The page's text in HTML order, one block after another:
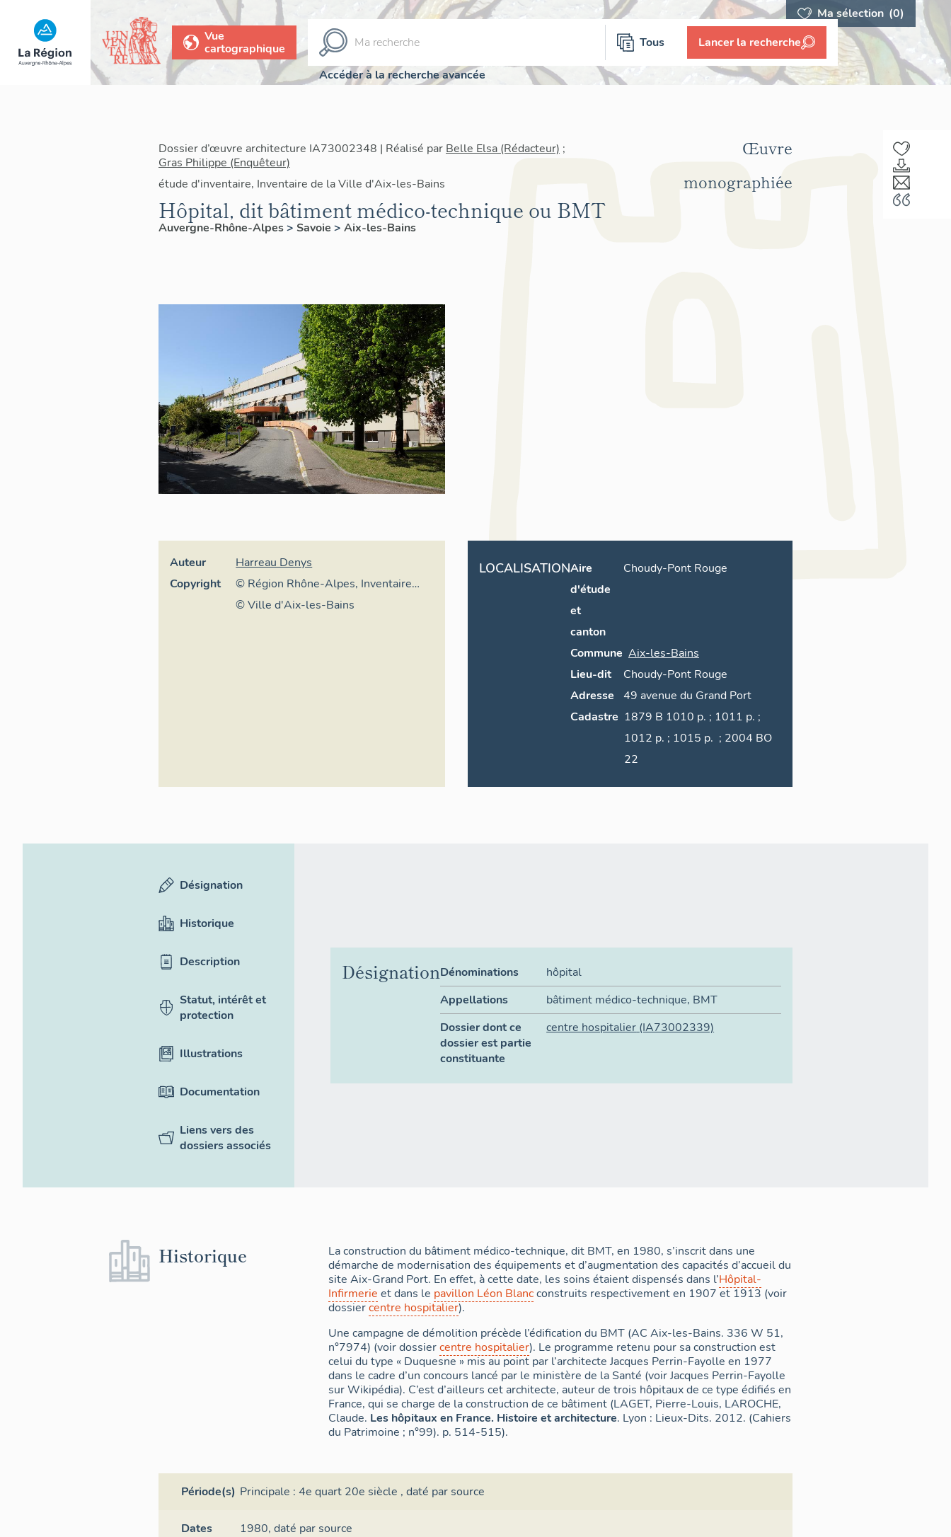
Ma sélection (0)
Vue
cartographique
Tous Lancer la recherche
Accéder à la recherche avancée
Dossier d’œuvre architecture IA73002348 | Réalisé par Belle Elsa (Rédacteur) ;
Gras Philippe (Enquêteur)
étude d'inventaire, Inventaire de la Ville d'Aix-les-Bains
Hôpital, dit bâtiment médico-technique ou BMT
Auvergne-Rhône-Alpes> Savoie > Aix-les-Bains
Œuvre
monographiée
Auteur
Harreau Denys
Copyright
© Région Rhône-Alpes, Inventaire
général du patrimoine culturel
© Ville d'Aix-les-Bains
LOCALISATIONAire
d'étude
et
canton
Choudy-Pont Rouge
Commune Aix-les-Bains
Lieu-dit
Choudy-Pont Rouge
Adresse
49 avenue du Grand Port
Cadastre 1879 B 1010 p. ; 1011 p. ;
1012 p. ; 1015 p. ; 2004 BO
22
Désignation
Historique
Description
Statut, intérêt et
protection
Illustrations
Documentation
Liens vers des
dossiers associés
DésignationDénominations
hôpital
Appellations
bâtiment médico-technique, BMT
Dossier dont ce
dossier est partie
constituante
centre hospitalier (IA73002339)
Historique
La construction du bâtiment médico-technique, dit BMT, en 1980, s’inscrit dans une
démarche de modernisation des équipements et d’augmentation des capacités d’accueil du
site Aix-Grand Port. En effet, à cette date, les soins étaient dispensés dans l’Hôpital-
Infirmerie et dans le pavillon Léon Blancconstruits respectivement en 1907 et 1913 (voir
dossiercentre hospitalier).
Une campagne de démolition précède l’édification du BMT (AC Aix-les-Bains. 336 W 51,
n°7974) (voir dossiercentre hospitalier). Le programme retenu pour sa construction est
celui du type « Duquesne » mis au point par l’architecte Jacques Perrin-Fayolle en 1977
dans le cadre d’un concours lancé par le ministère de la Santé (voir Jacques Perrin-Fayolle
sur Wikipédia). C’est d’ailleurs cet architecte, auteur de trois hôpitaux de ce type édifiés en
France, qui se charge de la construction de ce bâtiment (LAGET, Pierre-Louis, LAROCHE,
Claude. Les hôpitaux en France. Histoire et architecture. Lyon : Lieux-Dits. 2012. (Cahiers
du Patrimoine ; n°99). p. 514-515).
Période(s) Principale :4e quart 20e siècle ,daté par source
Dates 1980,daté par source